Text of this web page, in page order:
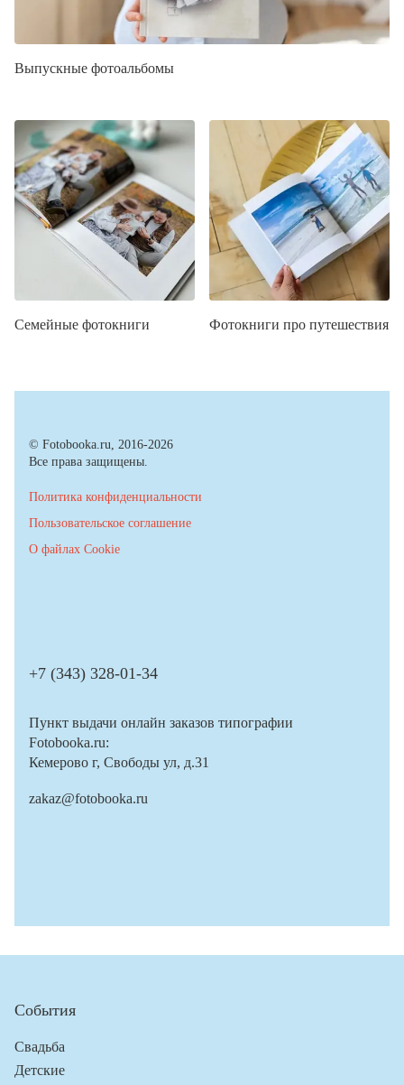
Выпускные фотоальбомы
Семейные фотокниги Фотокниги про путешествия
© Fotobooka.ru, 2016-2026
Все права защищены.
Политика конфиденциальности
Пользовательское соглашение
О файлах Cookie
+7 (343) 328-01-34
Пункт выдачи онлайн заказов типографии
Fotobooka.ru:
Кемерово г, Свободы ул, д.31
zakaz@fotobooka.ru
События
Свадьба
Детские